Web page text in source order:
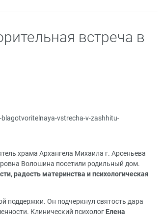
встреча в
vstrecha-v-zashhitu-
храма Архангела Михаила г. Арсеньева
Волошина посетили родильный дом.
радость материнства и психологическая
поддержки. Он подчеркнул святость дара
Клинический психолог Елена